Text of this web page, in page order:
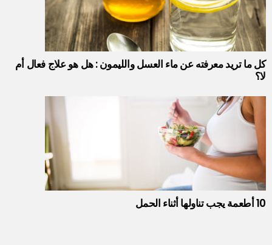
كل ما تريد معرفته عن ماء العسل والليمون : هل هو علاج فعال أم
لا؟
10 أطعمة يجب تناولها أثناء الحمل